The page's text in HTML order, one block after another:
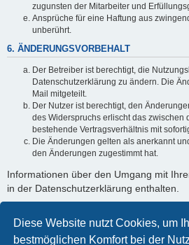
Diese Website nutzt Cookies, um
bestmöglichen Komfort bei der
zugunsten der Mitarbeiter und
Ansprüche für eine Haftung aus
unberührt.
6. ÄNDERUNGSVORBEHALT
Der Betreiber ist berechtigt, die
Datenschutzerklärung zu ändern. Die
Mail mitgeteilt.
Der Nutzer ist berechtigt, den
des Widerspruchs erlischt das zwischen
bestehende Vertragsverhältnis mit
Die Änderungen gelten als anerkannt
den Änderungen zugestimmt hat.
Informationen über den Umgang mit
in der Datenschutzerklärung enthalten.